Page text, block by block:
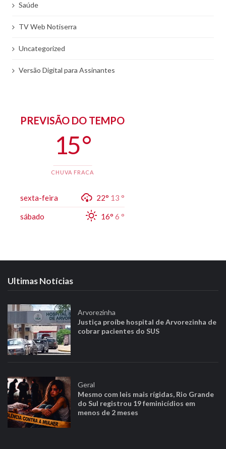
Saúde
TV Web Notiserra
Uncategorized
Versão Digital para Assinantes
PREVISÃO DO TEMPO
15 °
CHUVA FRACA
sexta-feira 22° 13 °
sábado 16° 6 °
Ultimas Notícias
Arvorezinha
Justiça proíbe hospital de Arvorezinha de
cobrar pacientes do SUS
Geral
Mesmo com leis mais rígidas, Rio Grande
do Sul registrou 19 feminicídios em
menos de 2 meses